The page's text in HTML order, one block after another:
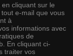
cliquant sur le
e-mail que vous
à
informations avec
de
En cliquant ci-
traiter vos